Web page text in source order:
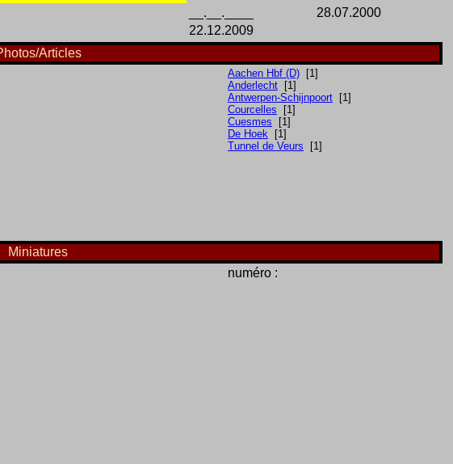
__.__.____
28.07.2000
22.12.2009
Articles
Aachen Hbf (D) [1]
Anderlecht [1]
Antwerpen-Schijnpoort [1]
Courcelles [1]
Cuesmes [1]
De Hoek [1]
Tunnel de Veurs [1]
Miniatures
numéro :